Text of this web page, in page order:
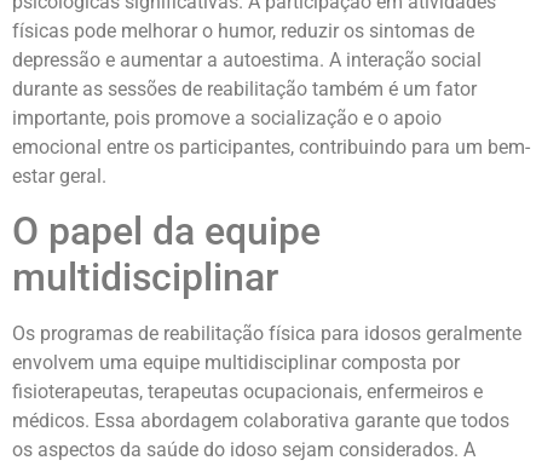
físicas pode melhorar o humor, reduzir os sintomas de
depressão e aumentar a autoestima. A interação social
durante as sessões de reabilitação também é um fator
importante, pois promove a socialização e o apoio
emocional entre os participantes, contribuindo para um bem-
estar geral.
O papel da equipe
multidisciplinar
Os programas de reabilitação física para idosos geralmente
envolvem uma equipe multidisciplinar composta por
fisioterapeutas, terapeutas ocupacionais, enfermeiros e
médicos. Essa abordagem colaborativa garante que todos
os aspectos da saúde do idoso sejam considerados. A